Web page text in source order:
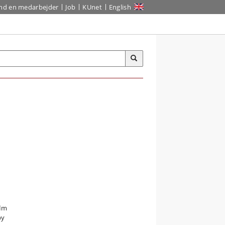
en medarbejder Job KUnet English